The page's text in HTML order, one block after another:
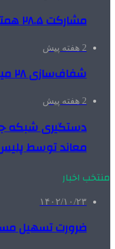
مشارکت ۲۸.۵ همتی خیران در مدرسه‌سازی
2 هفته پیش
شفاف‌سازی ۲۸ میلیارد یورو تعهدات ارزی
2 هفته پیش
دستگیری شبکه
معاند توسط
منتخب اخبار
۱۴۰۲/۱۰/۲۳
ضرورت تسهیل